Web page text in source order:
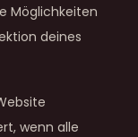
Möglichkeiten
deines
wenn alle